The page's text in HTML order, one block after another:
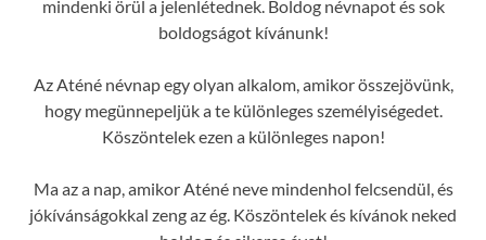
mindenki örül a jelenlétednek. Boldog névnapot és sok
boldogságot kívánunk!
Az Aténé névnap egy olyan alkalom, amikor összejövünk,
hogy megünnepeljük a te különleges személyiségedet.
Köszöntelek ezen a különleges napon!
Ma az a nap, amikor Aténé neve mindenhol felcsendül, és
jókívánságokkal zeng az ég. Köszöntelek és kívánok neked